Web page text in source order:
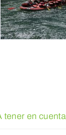
tener en cuenta